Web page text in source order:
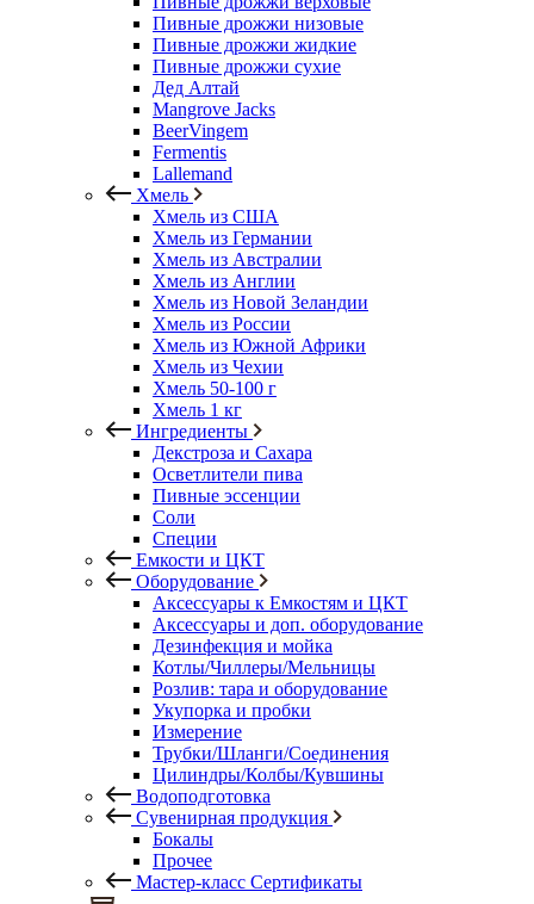
Пивные дрожжи низовые
Пивные дрожжи жидкие
Пивные дрожжи сухие
Дед Алтай
Mangrove Jacks
BeerVingem
Fermentis
Lallemand
Хмель
Хмель из США
Хмель из Германии
Хмель из Австралии
Хмель из Англии
Хмель из Новой Зеландии
Хмель из России
Хмель из Южной Африки
Хмель из Чехии
Хмель 50-100 г
Хмель 1 кг
Ингредиенты
Декстроза и Сахара
Осветлители пива
Пивные эссенции
Соли
Специи
Емкости и ЦКТ
Оборудование
Аксессуары к Емкостям и ЦКТ
Аксессуары и доп. оборудование
Дезинфекция и мойка
Котлы/Чиллеры/Мельницы
Розлив: тара и оборудование
Укупорка и пробки
Измерение
Трубки/Шланги/Соединения
Цилиндры/Колбы/Кувшины
Водоподготовка
Сувенирная продукция
Бокалы
Прочее
Мастер-класс Сертификаты